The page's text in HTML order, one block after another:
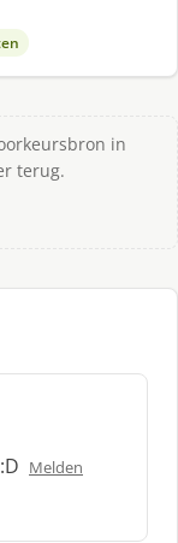
in
terug.
Melden